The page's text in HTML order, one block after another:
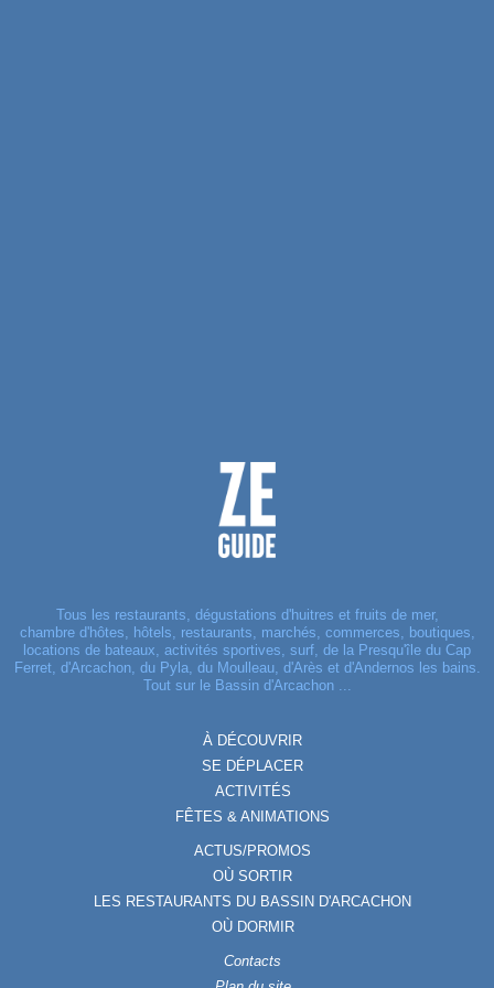
Tous les restaurants, dégustations d'huitres et fruits de mer,
chambre d'hôtes, hôtels, restaurants, marchés, commerces, boutiques,
locations de bateaux, activités sportives, surf, de la Presqu'île du Cap
Ferret, d'Arcachon, du Pyla, du Moulleau, d'Arès et d'Andernos les bains.
Tout sur le Bassin d'Arcachon ...
À DÉCOUVRIR
SE DÉPLACER
ACTIVITÉS
FÊTES & ANIMATIONS
ACTUS/PROMOS
OÙ SORTIR
LES RESTAURANTS DU BASSIN D'ARCACHON
OÙ DORMIR
Contacts